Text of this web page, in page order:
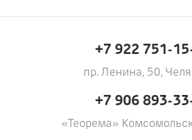
+7 922 751-
пр. Ленина, 50,
+7 906 893-
«Теорема»